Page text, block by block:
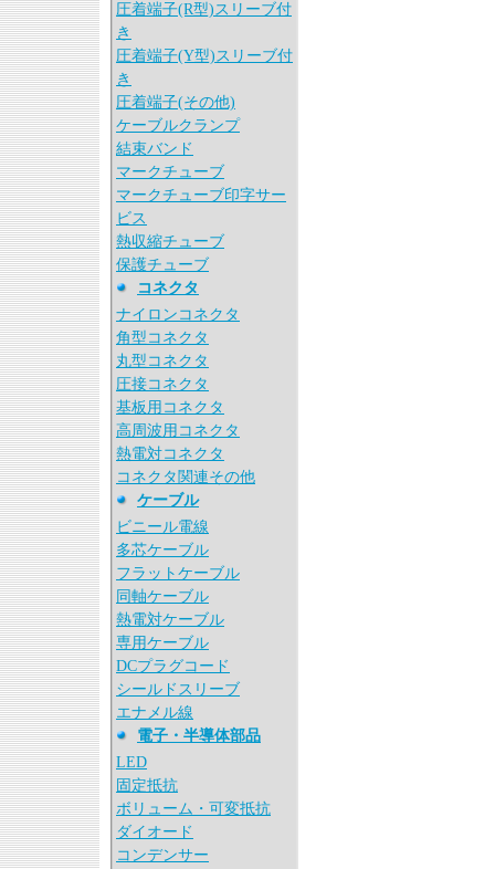
圧着端子(R型)スリーブ付
き
圧着端子(Y型)スリーブ付
き
圧着端子(その他)
ケーブルクランプ
結束バンド
マークチューブ
マークチューブ印字サー
ビス
熱収縮チューブ
保護チューブ
コネクタ
ナイロンコネクタ
角型コネクタ
丸型コネクタ
圧接コネクタ
基板用コネクタ
高周波用コネクタ
熱電対コネクタ
コネクタ関連その他
ケーブル
ビニール電線
多芯ケーブル
フラットケーブル
同軸ケーブル
熱電対ケーブル
専用ケーブル
DCプラグコード
シールドスリーブ
エナメル線
電子・半導体部品
LED
固定抵抗
ボリューム・可変抵抗
ダイオード
コンデンサー